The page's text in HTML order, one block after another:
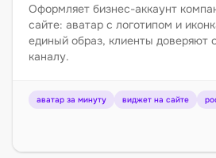
Оформляет бизнес-аккаунт
сайте: аватар с логотипом и
единый образ, клиенты доверяют
каналу.
аватар за минуту виджет на сайте